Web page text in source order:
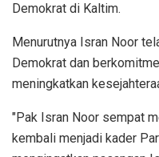
Demokrat di Kaltim.
Menurutnya Isran Noor
Demokrat dan
meningkatkan
"Pak Isran Noor sempat
kembali menjadi kader